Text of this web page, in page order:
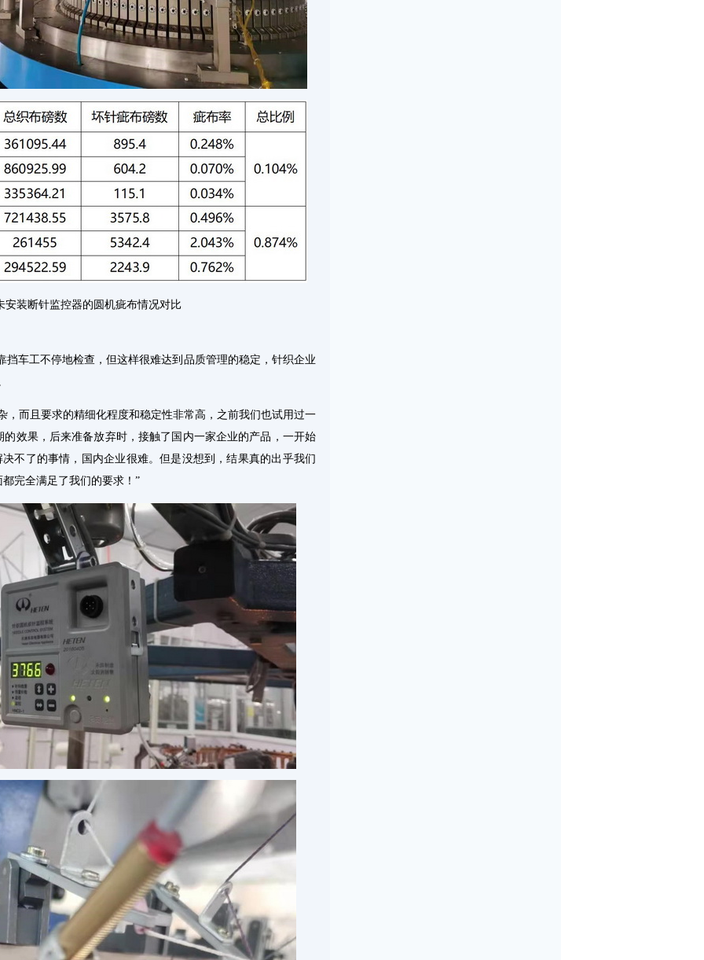
安装断针监控器的圆机疵布情况对比
车工不停地检查，但这样很难达到品质管理的稳定，针织企业
，而且要求的精细化程度和稳定性非常高，之前我们也试用过一
效果，后来准备放弃时，接触了国内一家企业的产品，一开始
不了的事情，国内企业很难。但是没想到，结果真的出乎我们
完全满足了我们的要求！”